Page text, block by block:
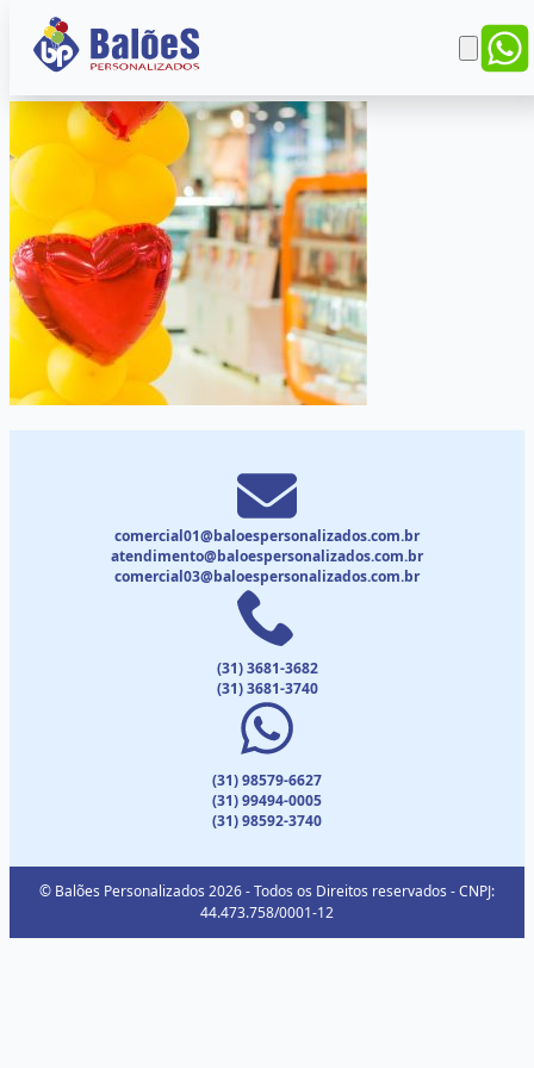
comercial01@baloespersonalizados.com.br
atendimento@baloespersonalizados.com.br
comercial03@baloespersonalizados.com.br
(31) 3681-3682
(31) 3681-3740
(31) 98579-6627
(31) 99494-0005
(31) 98592-3740
© Balões Personalizados 2026 - Todos os Direitos reservados - CNPJ:
44.473.758/0001-12